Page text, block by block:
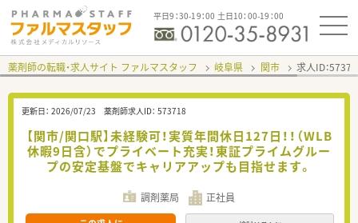
平日9：30-19：00 土日10：00-19：00
薬剤師の転職・求人サイト ファルマスタッフ 岐阜県 関市 求人ID：
更新日： 2026/07/23 薬剤師求人ID： 573718
【関市/関口駅】未経験可！実質年間休日127日！！（WLB
休暇9日含）でプライベート充実！東証プライムグルー
プの安定基盤でキャリアアップも目指せます。
調剤薬局 正社員